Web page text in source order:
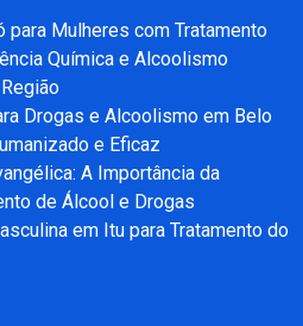
para Mulheres com Tratamento
Química e Alcoolismo
Drogas e Alcoolismo em Belo
e Eficaz
A Importância da
de Álcool e Drogas
em Itu para Tratamento do